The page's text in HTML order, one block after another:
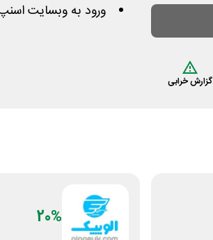
گزارش خرابی
ورود به وبسایت
20%